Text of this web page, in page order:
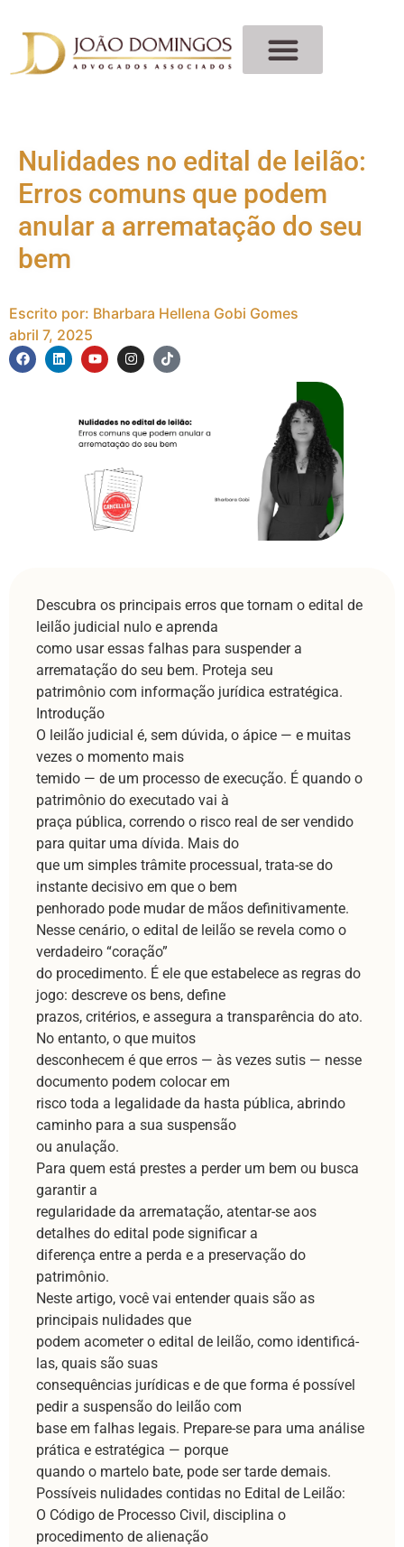
Nulidades no edital de leilão:
Erros comuns que podem
anular a arrematação do seu
bem
Escrito por: Bharbara Hellena Gobi Gomes
abril 7, 2025
Descubra os principais erros que tornam o edital de
leilão judicial nulo e aprenda
como usar essas falhas para suspender a
arrematação do seu bem. Proteja seu
patrimônio com informação jurídica estratégica.
Introdução
O leilão judicial é, sem dúvida, o ápice — e muitas
vezes o momento mais
temido — de um processo de execução. É quando o
patrimônio do executado vai à
praça pública, correndo o risco real de ser vendido
para quitar uma dívida. Mais do
que um simples trâmite processual, trata-se do
instante decisivo em que o bem
penhorado pode mudar de mãos definitivamente.
Nesse cenário, o edital de leilão se revela como o
verdadeiro “coração”
do procedimento. É ele que estabelece as regras do
jogo: descreve os bens, define
prazos, critérios, e assegura a transparência do ato.
No entanto, o que muitos
desconhecem é que erros — às vezes sutis — nesse
documento podem colocar em
risco toda a legalidade da hasta pública, abrindo
caminho para a sua suspensão
ou anulação.
Para quem está prestes a perder um bem ou busca
garantir a
regularidade da arrematação, atentar-se aos
detalhes do edital pode significar a
diferença entre a perda e a preservação do
patrimônio.
Neste artigo, você vai entender quais são as
principais nulidades que
podem acometer o edital de leilão, como identificá-
las, quais são suas
consequências jurídicas e de que forma é possível
pedir a suspensão do leilão com
base em falhas legais. Prepare-se para uma análise
prática e estratégica — porque
quando o martelo bate, pode ser tarde demais.
Possíveis nulidades contidas no Edital de Leilão:
O Código de Processo Civil, disciplina o
procedimento de alienação